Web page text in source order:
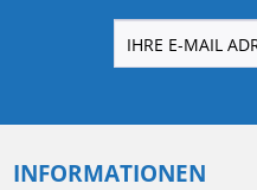
INFORMATIONEN